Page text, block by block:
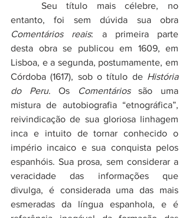
Comentários reais: a primeira parte
desta obra se publicou em 1609, em
Lisboa, e a segunda, postumamente, em
Córdoba (1617), sob o título de História
do Peru. Os Comentários são uma
mistura de autobiografia “etnográfica”,
reivindicação de sua gloriosa linhagem
inca e intuito de tornar conhecido o
império incaico e sua conquista pelos
espanhóis. Sua prosa, sem considerar a
veracidade das informações que
divulga, é considerada uma das mais
esmeradas da língua espanhola, e é